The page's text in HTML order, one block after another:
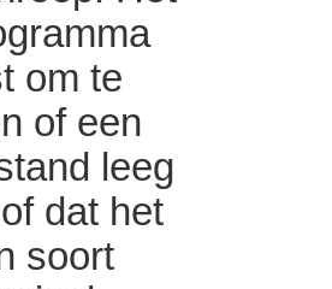
om te
of een
leeg
dat het
soort